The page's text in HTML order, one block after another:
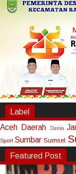
Label
Aceh Daerah Dunia
Sport Sumbar Sumsel
Featured Post